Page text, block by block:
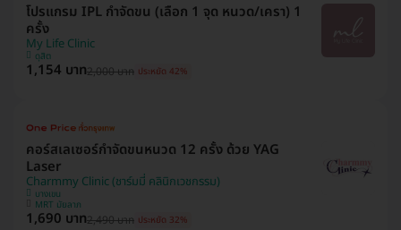
โปรแกรม IPL กำจัดขน (เลือก 1 จุด หนวด/เครา) 1
ครั้ง
My Life Clinic
ดุสิต
1,154 บาท2,000 บาท ประหยัด 42%
คอร์สเลเซอร์กำจัดขนหนวด 12 ครั้ง ด้วย YAG
Laser
Charmmy Clinic (ชาร์มมี่ คลินิกเวชกรรม)
บางเขน
MRT มัยลาภ
1,690 บาท2,490 บาท ประหยัด 32%